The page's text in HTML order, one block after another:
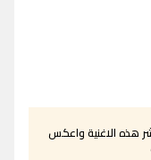
هذه الاغنية واعكس